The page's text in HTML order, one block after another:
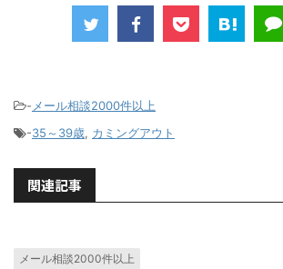
- メール相談2000件以上
-35～39歳, カミングアウト
関連記事
メール相談2000件以上